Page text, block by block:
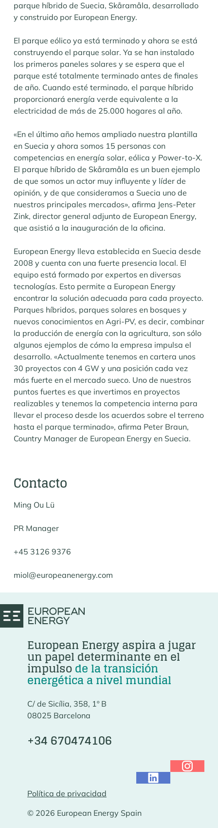
parque híbrido de Suecia, Skåramåla, desarrollado
y construido por European Energy.
El parque eólico ya está terminado y ahora se está
construyendo el parque solar. Ya se han instalado
los primeros paneles solares y se espera que el
parque esté totalmente terminado antes de finales
de año. Cuando esté terminado, el parque híbrido
proporcionará energía verde equivalente a la
electricidad de más de 25.000 hogares al año.
«En el último año hemos ampliado nuestra plantilla
en Suecia y ahora somos 15 personas con
competencias en energía solar, eólica y Power-to-X.
El parque híbrido de Skåramåla es un buen ejemplo
de que somos un actor muy influyente y líder de
opinión, y de que consideramos a Suecia uno de
nuestros principales mercados», afirma Jens-Peter
Zink, director general adjunto de European Energy,
que asistió a la inauguración de la oficina.
European Energy lleva establecida en Suecia desde
2008 y cuenta con una fuerte presencia local. El
equipo está formado por expertos en diversas
tecnologías. Esto permite a European Energy
encontrar la solución adecuada para cada proyecto.
Parques híbridos, parques solares en bosques y
nuevos conocimientos en Agri-PV, es decir, combinar
la producción de energía con la agricultura, son sólo
algunos ejemplos de cómo la empresa impulsa el
desarrollo. «Actualmente tenemos en cartera unos
30 proyectos con 4 GW y una posición cada vez
más fuerte en el mercado sueco. Uno de nuestros
puntos fuertes es que invertimos en proyectos
realizables y tenemos la competencia interna para
llevar el proceso desde los acuerdos sobre el terreno
hasta el parque terminado», afirma Peter Braun,
Country Manager de European Energy en Suecia.
Contacto
Ming Ou Lü
PR Manager
+45 3126 9376
miol@europeanenergy.com
European Energy aspira a jugar
un papel determinante en el
impulsode la transición
energética a nivel mundial
C/ de Sicília, 358, 1º B
08025 Barcelona
+34 670474106
© 2026 European Energy Spain
Política de privacidad